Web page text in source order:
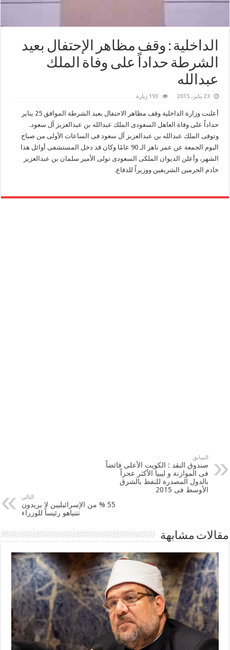
الداخلية : وقف مظاهر الإحتفال بعيد
الشرطة حداداً على وفاة الملك
عبدالله
23 يناير، 2015 193 زيارة
أعلنت وزارة الداخلية وقف مظاهر الاحتفال بعيد الشرطة الموافق 25 يناير
حداداً على وفاة العاهل السعودى الملك عبدالله بن عبدالعزيز آل سعود.
وتوفى الملك عبدالله بن عبدالعزيز آل سعود فى الساعات الأولى من صباح
اليوم الجمعة عن عمر ناهز الـ 90 عامًا وكان قد دخل المستشفى أوائل هذا
الشهر، وأعلن الديوان الملكى السعودى تولى الأمير سلمان بن عبدالعزيز
خادم الحرمين الشريفين ووزيراً للدفاع.
السابق
صندوق النقد : ‫‏الكويت‬ الأعلى فائضاً
فى الموازنة و ‫‏ليبيا‬ الأكثر عجزاً
بالدول المصدرة للنفط بالشرق
الأوسط فى 2015
التالي
55 % من الإسرائيليين لا يريدون
نتنياهو رئيساً للوزراء
مقالات مشابهة